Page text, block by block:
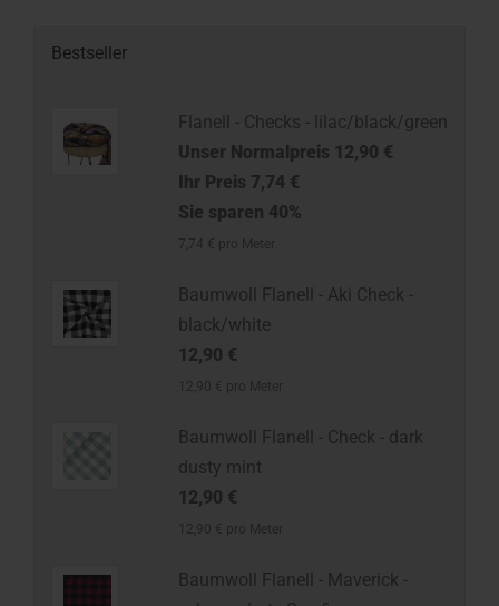
Bestseller
Flanell - Checks - lilac/black/green
Unser Normalpreis 12,90 €
Ihr Preis 7,74 €
Sie sparen 40%
Baumwoll Flanell - Aki Check -
black/white
12,90 €
Baumwoll Flanell - Check - dark
dusty mint
12,90 €
Baumwoll Flanell - Maverick -